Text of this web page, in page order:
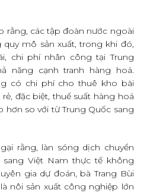
rằng, các tập đoàn nước ngoài
mô sản xuất, trong khi đó,
chi phí nhân công tại Trung
năng cạnh tranh hàng hoá.
có chi phí cho thuê kho bãi
đặc biệt, thuế suất hàng hoá
hơn so với từ Trung Quốc sang
rằng, làn sóng dịch chuyển
Việt Nam thực tế không
gia dự đoán, bà Trang Bùi
nôi sản xuất công nghiệp lớn